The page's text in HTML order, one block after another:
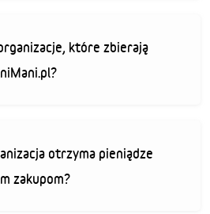
które zbierają
otrzyma pieniądze
zakupom?